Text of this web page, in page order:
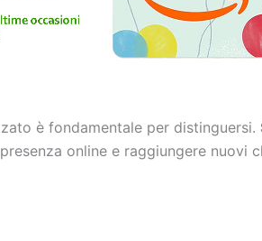
è fondamentale per distinguersi.
online e raggiungere nuovi